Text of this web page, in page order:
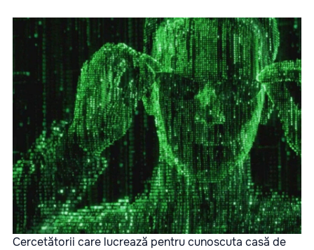
Cercetătorii care lucrează pentru cunoscuta casă de